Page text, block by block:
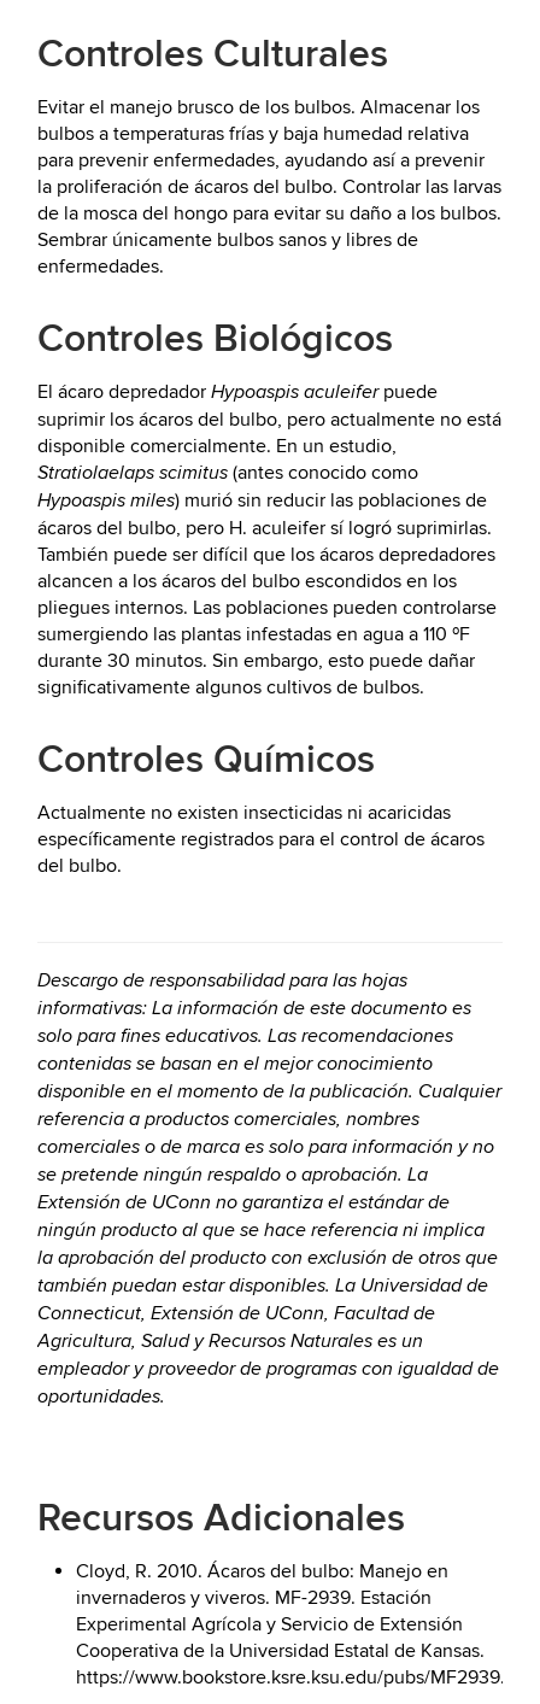
Controles Culturales
Evitar el manejo brusco de los bulbos. Almacenar los
bulbos a temperaturas frías y baja humedad relativa
para prevenir enfermedades, ayudando así a prevenir
la proliferación de ácaros del bulbo. Controlar las larvas
de la mosca del hongo para evitar su daño a los bulbos.
Sembrar únicamente bulbos sanos y libres de
enfermedades.
Controles Biológicos
El ácaro depredador Hypoaspis aculeiferpuede
suprimir los ácaros del bulbo, pero actualmente no está
disponible comercialmente. En un estudio,
Stratiolaelaps scimitus (antes conocido como
Hypoaspis miles) murió sin reducir las poblaciones de
ácaros del bulbo, pero H. aculeifer sí logró suprimirlas.
También puede ser difícil que los ácaros depredadores
alcancen a los ácaros del bulbo escondidos en los
pliegues internos. Las poblaciones pueden controlarse
sumergiendo las plantas infestadas en agua a 110 ºF
durante 30 minutos. Sin embargo, esto puede dañar
significativamente algunos cultivos de bulbos.
Controles Químicos
Actualmente no existen insecticidas ni acaricidas
específicamente registrados para el control de ácaros
del bulbo.
Descargo de responsabilidad para las hojas
informativas: La información de este documento es
solo para fines educativos. Las recomendaciones
contenidas se basan en el mejor conocimiento
disponible en el momento de la publicación. Cualquier
referencia a productos comerciales, nombres
comerciales o de marca es solo para información y no
se pretende ningún respaldo o aprobación. La
Extensión de UConn no garantiza el estándar de
ningún producto al que se hace referencia ni implica
la aprobación del producto con exclusión de otros que
también puedan estar disponibles. La Universidad de
Connecticut, Extensión de UConn, Facultad de
Agricultura, Salud y Recursos Naturales es un
empleador y proveedor de programas con igualdad de
oportunidades.
Recursos Adicionales
Cloyd, R. 2010. Ácaros del bulbo: Manejo en
invernaderos y viveros. MF-2939. Estación
Experimental Agrícola y Servicio de Extensión
Cooperativa de la Universidad Estatal de Kansas.
https://www.bookstore.ksre.ksu.edu/pubs/MF2939.pdf